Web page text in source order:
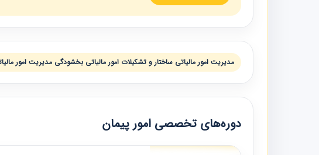
مدیریت امور مالیاتی ساختار و تشکیلات امور مالیاتی بخشودگی مدیریت امور
دوره‌های تخصصی امور پیمان